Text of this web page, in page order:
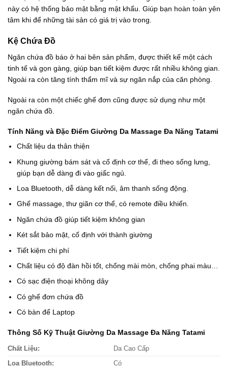
này có hệ thống bảo mật bằng mật khẩu. Giúp bạn hoàn toàn yên
tâm khi để những tài sản có giá trị vào trong.
Kệ Chứa Đồ
Ngăn chứa đồ báo ở hai bên sản phẩm, được thiết kế một cách
tinh tế và gọn gàng, giúp bạn tiết kiệm được rất nhiều không gian.
Ngoài ra còn tăng tính thẩm mĩ và sự ngăn nắp của căn phòng.
Ngoài ra còn một chiếc ghế đơn cũng được sử dụng như một
ngăn chứa đồ.
Tính Năng và Đặc Điểm Giường Da Massage Đa Năng Tatami
Chất liệu da thân thiện
Khung giường bám sát và cố định cơ thể, đi theo sống lưng,
giúp bạn dễ dàng đi vào giấc ngủ.
Loa Bluetooth, dễ dàng kết nối, âm thanh sống động.
Ghế massage, thư giãn cơ thể, có remote điều khiển.
Ngăn chứa đồ giúp tiết kiệm không gian
Két sắt bảo mật, cố định với thành giường
Tiết kiệm chi phí
Chất liệu có độ đàn hồi tốt, chống mài mòn, chống phai màu…
Có sạc điện thoại không dây
Có ghế đơn chứa đồ
Có bàn để Laptop
Thông Số Kỹ Thuật Giường Da Massage Đa Năng Tatami
Chất Liệu: Da Cao Cấp
Loa Bluetooth: Có